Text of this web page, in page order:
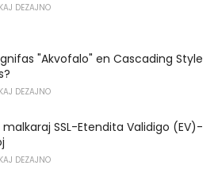
DEZAJNO
"Akvofalo" en Cascading Style
DEZAJNO
malkaraj SSL-Etendita Validigo (EV)-
DEZAJNO